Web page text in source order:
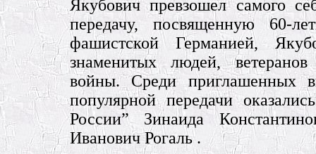
Якубович превзошел самого
передачу, посвященную 60-
фашистской Германией,
знаменитых людей,
войны. Среди приглашенных
популярной передачи
России” Зинаида
Иванович Рогаль .